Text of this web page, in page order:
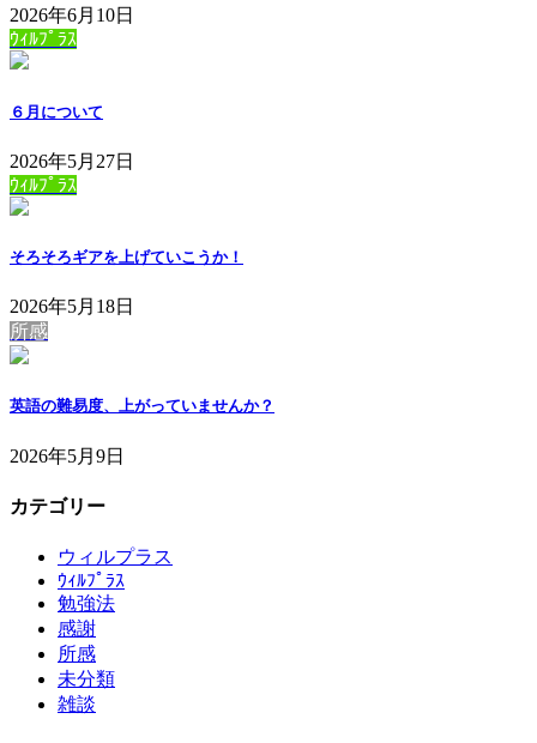
2026年6月10日
ｳｨﾙﾌﾟﾗｽ
６月について
2026年5月27日
ｳｨﾙﾌﾟﾗｽ
そろそろギアを上げていこうか！
2026年5月18日
所感
英語の難易度、上がっていませんか？
2026年5月9日
カテゴリー
ウィルプラス
ｳｨﾙﾌﾟﾗｽ
勉強法
感謝
所感
未分類
雑談